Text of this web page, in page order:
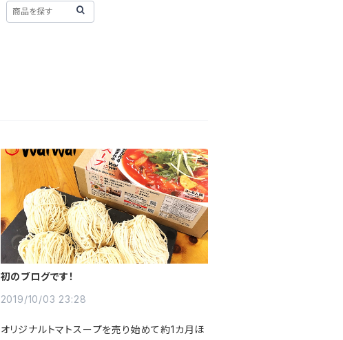
初のブログです！
2019/10/03 23:28
オリジナルトマトスープを売り始めて約1カ月ほ